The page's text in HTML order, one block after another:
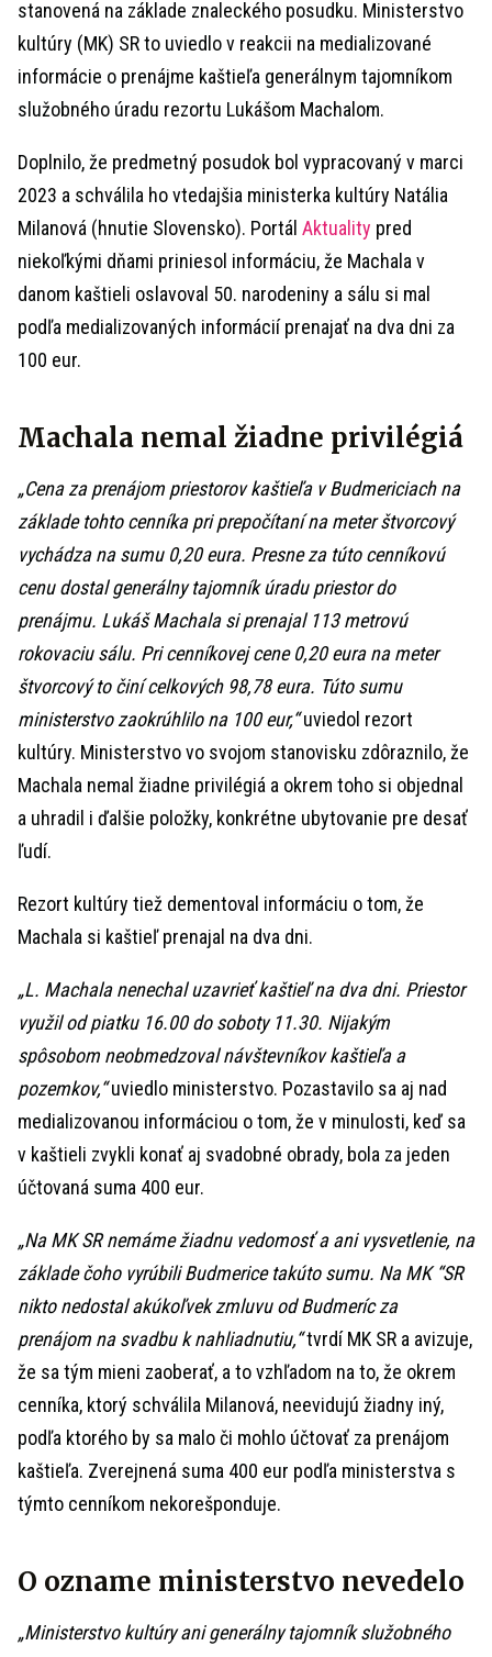
stanovená na základe znaleckého posudku. Ministerstvo
kultúry (MK) SR to uviedlo v reakcii na medializované
informácie o prenájme kaštieľa generálnym tajomníkom
služobného úradu rezortu Lukášom Machalom.
Doplnilo, že predmetný posudok bol vypracovaný v marci
2023 a schválila ho vtedajšia ministerka kultúry Natália
Milanová (hnutie Slovensko). Portál Aktuality pred
niekoľkými dňami priniesol informáciu, že Machala v
danom kaštieli oslavoval 50. narodeniny a sálu si mal
podľa medializovaných informácií prenajať na dva dni za
100 eur.
Machala nemal žiadne privilégiá
„Cena za prenájom priestorov kaštieľa v Budmericiach na
základe tohto cenníka pri prepočítaní na meter štvorcový
vychádza na sumu 0,20 eura. Presne za túto cenníkovú
cenu dostal generálny tajomník úradu priestor do
prenájmu. Lukáš Machala si prenajal 113 metrovú
rokovaciu sálu. Pri cenníkovej cene 0,20 eura na meter
štvorcový to činí celkových 98,78 eura. Túto sumu
ministerstvo zaokrúhlilo na 100 eur,“uviedol rezort
kultúry. Ministerstvo vo svojom stanovisku zdôraznilo, že
Machala nemal žiadne privilégiá a okrem toho si objednal
a uhradil i ďalšie položky, konkrétne ubytovanie pre desať
ľudí.
Rezort kultúry tiež dementoval informáciu o tom, že
Machala si kaštieľ prenajal na dva dni.
„L. Machala nenechal uzavrieť kaštieľ na dva dni. Priestor
využil od piatku 16.00 do soboty 11.30. Nijakým
spôsobom neobmedzoval návštevníkov kaštieľa a
pozemkov,“uviedlo ministerstvo. Pozastavilo sa aj nad
medializovanou informáciou o tom, že v minulosti, keď sa
v kaštieli zvykli konať aj svadobné obrady, bola za jeden
účtovaná suma 400 eur.
„Na MK SR nemáme žiadnu vedomosť a ani vysvetlenie, na
základe čoho vyrúbili Budmerice takúto sumu. Na MK “SR
nikto nedostal akúkoľvek zmluvu od Budmeríc za
prenájom na svadbu k nahliadnutiu,“tvrdí MK SR a avizuje,
že sa tým mieni zaoberať, a to vzhľadom na to, že okrem
cenníka, ktorý schválila Milanová, neevidujú žiadny iný,
podľa ktorého by sa malo či mohlo účtovať za prenájom
kaštieľa. Zverejnená suma 400 eur podľa ministerstva s
týmto cenníkom nekorešponduje.
O ozname ministerstvo nevedelo
„Ministerstvo kultúry ani generálny tajomník služobného